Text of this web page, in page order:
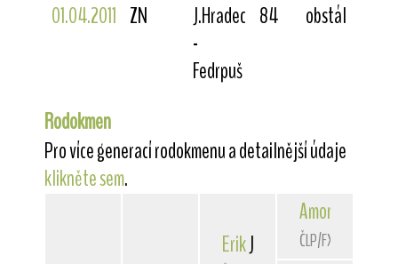
01.04.2011 ZN
J.Hradec
-
Fedrpuš
84 obstál
Rodokmen
Pro více generací rodokmenu a detailnější údaje
klikněte sem.
ErikJavor-Haná
Amor
ČLP/FXH/24967